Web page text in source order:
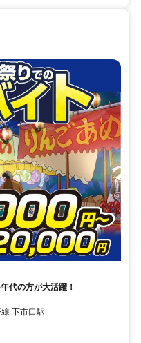
代の方が大活躍！
下市口駅